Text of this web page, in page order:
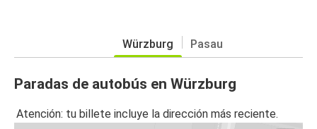
Würzburg Pasau
Paradas de autobús en Würzburg
Atención: tu billete incluye la dirección más reciente.